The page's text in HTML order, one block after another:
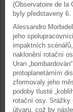
(Observatoire de la
byly představeny
Alessandro
jeho
impaktních
naklonění rotační
Uran
protoplanetárním
zformovaly jeho
podoby tlusté
rotační osy.
útvaru, což by